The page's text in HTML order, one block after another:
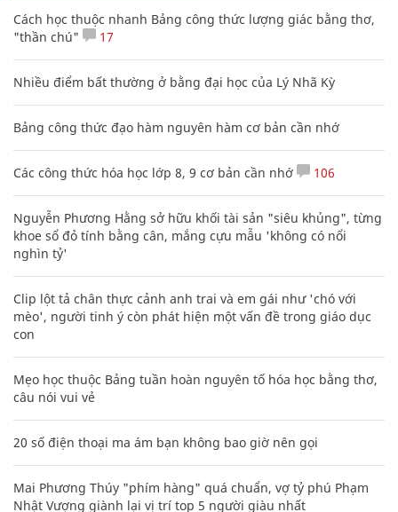
Cách học thuộc nhanh Bảng công thức lượng giác bằng thơ,
"thần chú"
17
Nhiều điểm bất thường ở bằng đại học của Lý Nhã Kỳ
Bảng công thức đạo hàm nguyên hàm cơ bản cần nhớ
Các công thức hóa học lớp 8, 9 cơ bản cần nhớ 106
Nguyễn Phương Hằng sở hữu khối tài sản "siêu khủng", từng
khoe sổ đỏ tính bằng cân, mắng cựu mẫu 'không có nổi
nghìn tỷ'
Clip lột tả chân thực cảnh anh trai và em gái như 'chó với
mèo', người tinh ý còn phát hiện một vấn đề trong giáo dục
con
Mẹo học thuộc Bảng tuần hoàn nguyên tố hóa học bằng thơ,
câu nói vui vẻ
20 số điện thoại ma ám bạn không bao giờ nên gọi
Mai Phương Thúy "phím hàng" quá chuẩn, vợ tỷ phú Phạm
Nhật Vượng giành lại vị trí top 5 người giàu nhất